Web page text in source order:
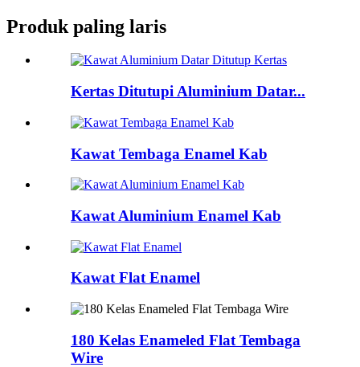
Produk paling laris
Kertas Ditutupi Aluminium Datar...
Kawat Tembaga Enamel Kab
Kawat Aluminium Enamel Kab
Kawat Flat Enamel
180 Kelas Enameled Flat Tembaga
Wire